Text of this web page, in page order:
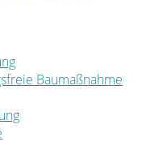
Baumaßnahme